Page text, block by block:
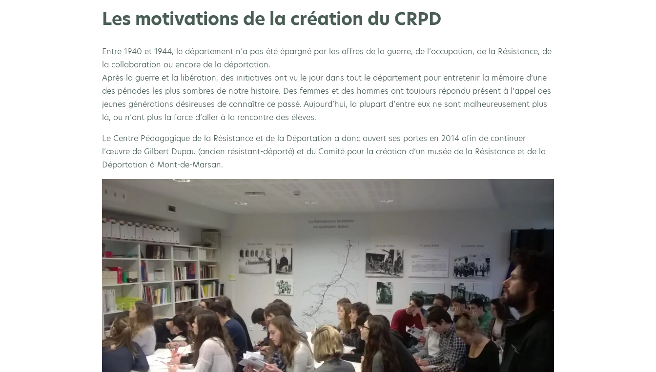
Les motivations de la création du CRPD
Entre 1940 et 1944, le département n’a pas été épargné par les affres de la guerre, de l’occupation, de la Résistance, de
la collaboration ou encore de la déportation.
Après la guerre et la libération, des initiatives ont vu le jour dans tout le département pour entretenir la mémoire d’une
des périodes les plus sombres de notre histoire. Des femmes et des hommes ont toujours répondu présent à l’appel des
jeunes générations désireuses de connaître ce passé. Aujourd’hui, la plupart d’entre eux ne sont malheureusement plus
là, ou n’ont plus la force d’aller à la rencontre des élèves.
Le Centre Pédagogique de la Résistance et de la Déportation a donc ouvert ses portes en 2014 afin de continuer
l’œuvre de Gilbert Dupau (ancien résistant-déporté) et du Comité pour la création d’un musée de la Résistance et de la
Déportation à Mont-de-Marsan.